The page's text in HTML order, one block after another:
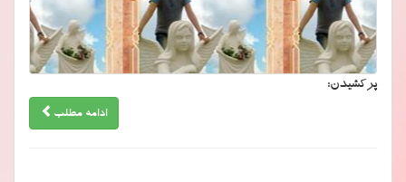
پرکشیدن:
ادامه مطلب